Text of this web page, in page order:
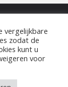
vergelijkbare
zodat de
kunt u
voor